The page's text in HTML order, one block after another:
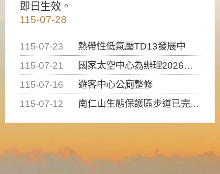
即日生效。
115-07-28
115-07-23
熱帶性低氣壓TD13發展中
115-07-21
國家太空中心為辦理2026台灣盃火箭競賽，陸、海、空域警戒及協調相關事宜，因颱風備案事宜
115-07-16
遊客中心公廁整修
115-07-12
南仁山生態保護區步道已完成修復，自115年7月13日（星期一）起恢復開放入園，歡迎民眾依規定申請入園....